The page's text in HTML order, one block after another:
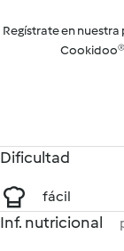
Regístrate en
Dificultad
fácil
Inf. nutricional